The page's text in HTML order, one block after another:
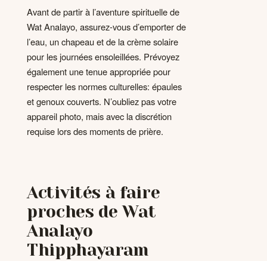
Avant de partir à l’aventure spirituelle de
Wat Analayo, assurez-vous d’emporter de
l’eau, un chapeau et de la crème solaire
pour les journées ensoleillées. Prévoyez
également une tenue appropriée pour
respecter les normes culturelles: épaules
et genoux couverts. N’oubliez pas votre
appareil photo, mais avec la discrétion
requise lors des moments de prière.
Activités à faire
proches de Wat
Analayo
Thipphayaram